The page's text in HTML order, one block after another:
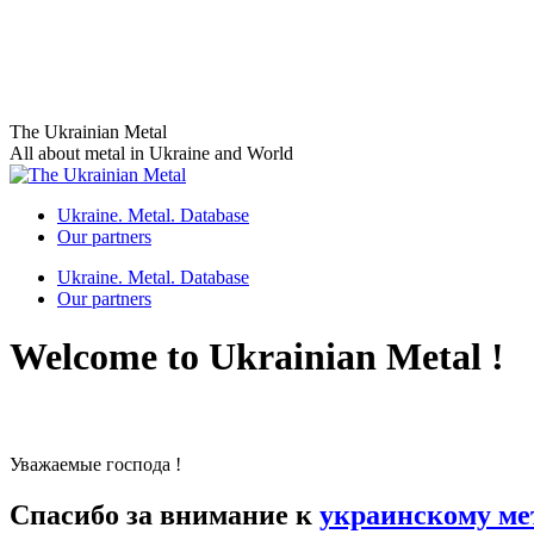
Skip
to
content
The Ukrainian Metal
All about metal in Ukraine and World
Ukraine. Metal. Database
Our partners
Ukraine. Metal. Database
Our partners
Welcome to Ukrainian Metal !
Уважаемые господа !
Спасибо за внимание к украинскому